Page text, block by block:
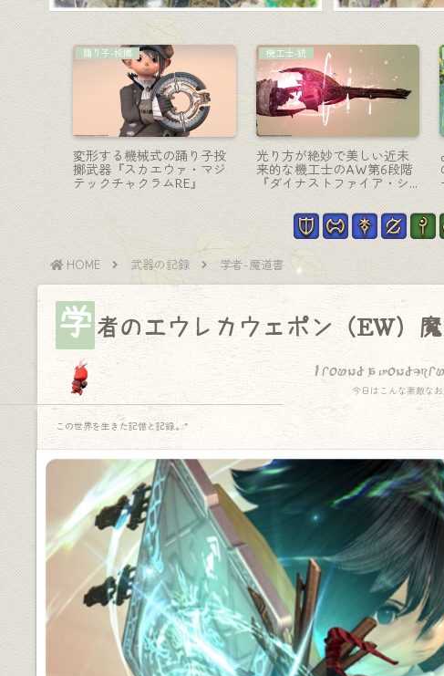
赤魔道士-細剣
極エターナルクイーンの赤
魔道士武器・海洋機械の細
剣『エターナルクイーン
ズ・レイピア』
コーディネート
【ミラプリ】まるでロビン
フッドのような『ベルクシ
ュタイガー・コスチューム
セット』ララフェル男子バ
ージョン
HOME 武器の記録 学者-魔道書
学 者のエウレカウェポン（EW）
I found a
今日はこんな素敵な
この世界を生きた記憶と記録.｡.:*